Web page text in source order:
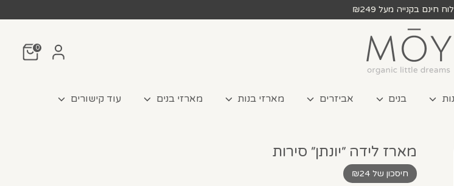
חינם בקנייה מעל ₪249
0
בנים אביזרים מארזי בנות מארזי בנים עוד קישורים
מארז לידה ״יונתן״ סירות
חיסכון של ₪24